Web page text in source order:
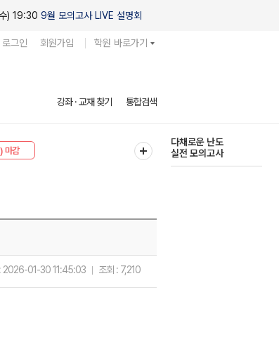
) 19:30 9월 모의고사 LIVE 설명회
로그인 회원가입 학원 바로가기
강좌 · 교재 찾기 통합검색
마감
현우진의
킬링캠프 시즌1
2026-01-30 11:45:03 조회 : 7,210